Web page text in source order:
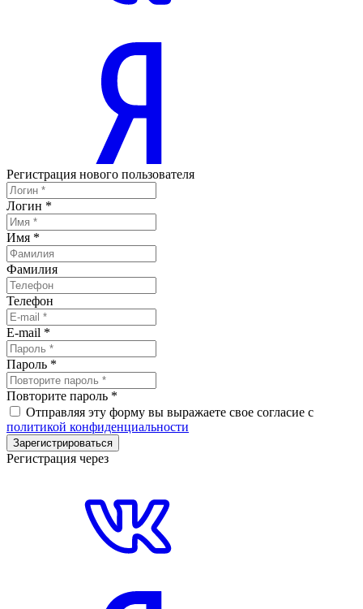
Регистрация нового пользователя
Логин *
Имя *
Фамилия
Телефон
E-mail *
Пароль *
Повторите пароль *
Отправляя эту форму вы выражаете свое согласие с
политикой конфиденциальности
Зарегистрироваться
Регистрация через